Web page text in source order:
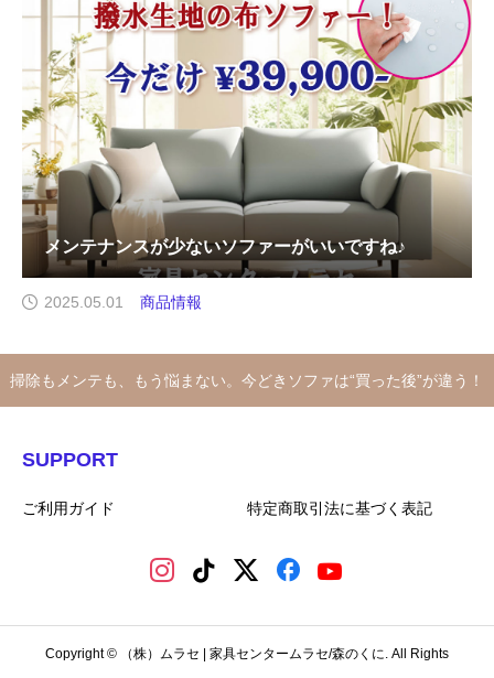
メンテナンスが少ないソファーがいいですね♪
2025.05.01 商品情報
掃除もメンテも、もう悩まない。今どきソファは“買った後”が違う！
SUPPORT
ご利用ガイド 特定商取引法に基づく表記
Copyright © （株）ムラセ | 家具センタームラセ/森のくに. All Rights